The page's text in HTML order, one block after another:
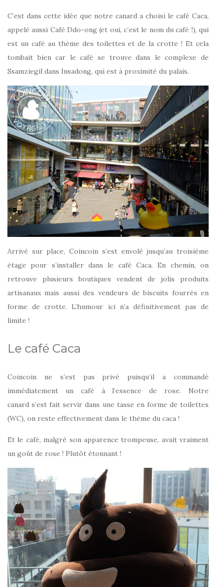
C’est dans cette idée que notre canard a choisi le café Caca,
appelé aussi Café Ddo-ong (et oui, c’est le nom du café !), qui
est un café au thème des toilettes et de la crotte ! Et cela
tombait bien car le café se trouve dans le complexe de
Ssamziegil dans Insadong, qui est à proximité du palais.
Arrivé sur place, Coincoin s’est envolé jusqu’au troisième
étage pour s’installer dans le café Caca. En chemin, on
retrouve plusieurs boutiques vendent de jolis produits
artisanaux mais aussi des vendeurs de biscuits fourrés en
forme de crotte. L’humour ici n’a définitivement pas de
limite !
Le café Caca
Coincoin ne s’est pas privé puisqu’il a commandé
immédiatement un café à l’essence de rose. Notre
canard s’est fait servir dans une tasse en forme de toilettes
(WC), on reste effectivement dans le thème du caca !
Et le café, malgré son apparence trompeuse, avait vraiment
un goût de rose ! Plutôt étonnant !